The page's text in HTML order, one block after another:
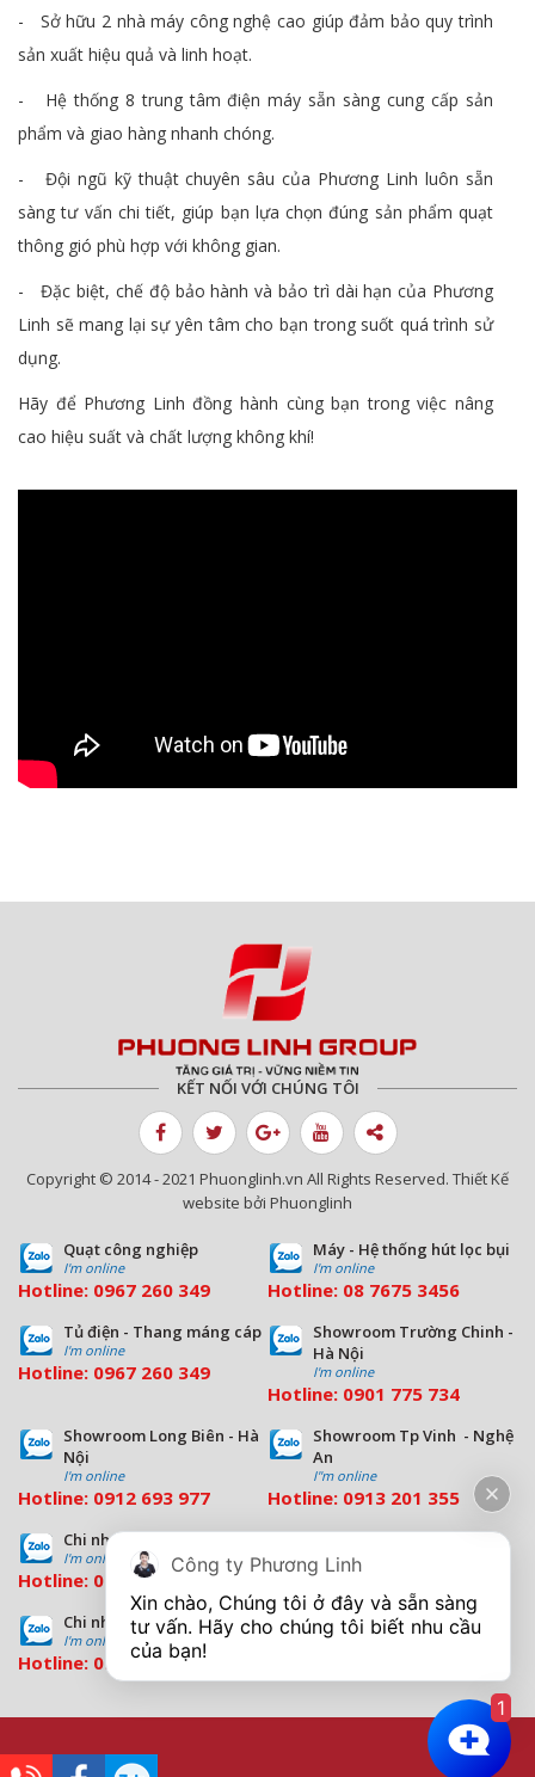
- Sở hữu 2 nhà máy công nghệ cao giúp đảm bảo quy trình
sản xuất hiệu quả và linh hoạt.
- Hệ thống 8 trung tâm điện máy sẵn sàng cung cấp sản
phẩm và giao hàng nhanh chóng.
- Đội ngũ kỹ thuật chuyên sâu của Phương Linh luôn sẵn
sàng tư vấn chi tiết, giúp bạn lựa chọn đúng sản phẩm quạt
thông gió phù hợp với không gian.
- Đặc biệt, chế độ bảo hành và bảo trì dài hạn của Phương
Linh sẽ mang lại sự yên tâm cho bạn trong suốt quá trình sử
dụng.
Hãy để Phương Linh đồng hành cùng bạn trong việc nâng
cao hiệu suất và chất lượng không khí!
KẾT NỐI VỚI CHÚNG TÔI
Copyright © 2014 - 2021 Phuonglinh.vn All Rights Reserved. Thiết Kế
website bởi Phuonglinh
Quạt công nghiệp
I'm online
Hotline: 0967 260 349
Máy - Hệ thống hút lọc bụi
I'm online
Hotline: 08 7675 3456
Tủ điện - Thang máng cáp
I'm online
Hotline: 0967 260 349
Showroom Trường Chinh -
Hà Nội
I'm online
Hotline: 0901 775 734
Showroom Long Biên - Hà
Nội
I'm online
Hotline: 0912 693 977
Showroom Tp Vinh - Nghệ
An
I''m online
Hotline: 0913 201 355
Chi nhánh Đà Nẵng
I'm online
Hotline: 0963 544 563
Chi nhánh Hồ Chí Minh
I'm online
Hotline:
Chi nhánh Bình Dương
I'm online
Hotline: 0933 569 039
Công ty Phương Linh
Xin chào, Chúng tôi ở đây và sẵn sàng
tư vấn. Hãy cho chúng tôi biết nhu cầu
1